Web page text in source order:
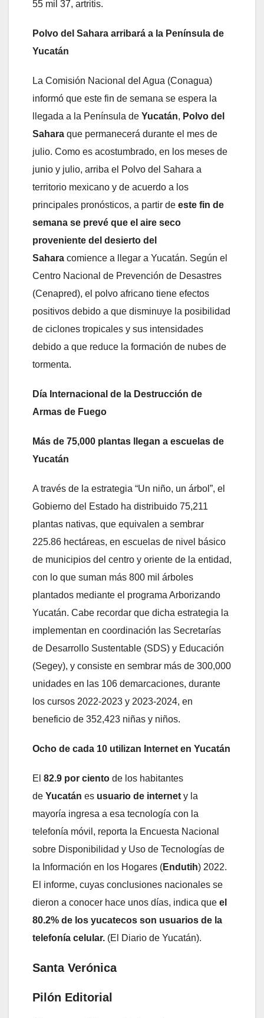
55 mil 37, artritis.
Polvo del Sahara arribará a la Península de
Yucatán
La Comisión Nacional del Agua (Conagua)
informó que este fin de semana se espera la
llegada a la Península de Yucatán, Polvo del
Sahara que permanecerá durante el mes de
julio. Como es acostumbrado, en los meses de
junio y julio, arriba el Polvo del Sahara a
territorio mexicano y de acuerdo a los
principales pronósticos, a partir de este fin de
semana se prevé que el aire seco
proveniente del desierto del
Sahara comience a llegar a Yucatán. Según el
Centro Nacional de Prevención de Desastres
(Cenapred), el polvo africano tiene efectos
positivos debido a que disminuye la posibilidad
de ciclones tropicales y sus intensidades
debido a que reduce la formación de nubes de
tormenta.
Día Internacional de la Destrucción de
Armas de Fuego
Más de 75,000 plantas llegan a escuelas de
Yucatán
A través de la estrategia “Un niño, un árbol”, el
Gobierno del Estado ha distribuido 75,211
plantas nativas, que equivalen a sembrar
225.86 hectáreas, en escuelas de nivel básico
de municipios del centro y oriente de la entidad,
con lo que suman más 800 mil árboles
plantados mediante el programa Arborizando
Yucatán. Cabe recordar que dicha estrategia la
implementan en coordinación las Secretarías
de Desarrollo Sustentable (SDS) y Educación
(Segey), y consiste en sembrar más de 300,000
unidades en las 106 demarcaciones, durante
los cursos 2022-2023 y 2023-2024, en
beneficio de 352,423 niñas y niños.
Ocho de cada 10 utilizan Internet en Yucatán
El 82.9 por ciento de los habitantes
de Yucatán es usuario de internet y la
mayoría ingresa a esa tecnología con la
telefonía móvil, reporta la Encuesta Nacional
sobre Disponibilidad y Uso de Tecnologías de
la Información en los Hogares (Endutih) 2022.
El informe, cuyas conclusiones nacionales se
dieron a conocer hace unos días, indica que el
80.2% de los yucatecos son usuarios de la
telefonía celular. (El Diario de Yucatán).
Santa Verónica
Pilón Editorial